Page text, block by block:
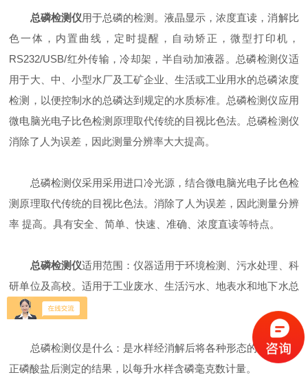
总磷检测仪用于总磷的检测。液晶显示，浓度直读，消解比
色一体，内置曲线，定时提醒，自动矫正，微型打印机，
RS232/USB/红外传输，冷却架，半自动加液器。总磷检测仪适
用于大、中、小型水厂及工矿企业、生活或工业用水的总磷浓度
检测，以便控制水的总磷达到规定的水质标准。总磷检测仪应用
微电脑光电子比色检测原理取代传统的目视比色法。总磷检测仪
消除了人为误差，因此测量分辨率大大提高。
总磷检测仪采用采用进口冷光源，结合微电脑光电子比色检
测原理取代传统的目视比色法。消除了人为误差，因此测量分辨
率 提高。具有安全、简单、快速、准确、浓度直读等特点。
总磷检测仪适用范围：仪器适用于环境检测、污水处理、科
研单位及高校。适用于工业废水、生活污水、地表水和地下水总
氮的测定。
总磷检测仪是什么：是水样经消解后将各种形态的磷转变成
正磷酸盐后测定的结果，以每升水样含磷毫克数计量。